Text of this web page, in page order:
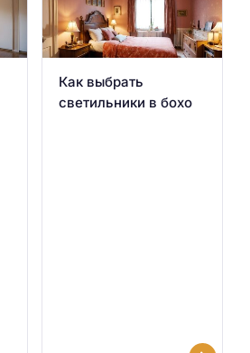
Как выбрать
светильники в бохо